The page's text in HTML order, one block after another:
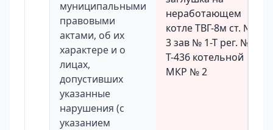
муниципальными
правовыми
актами, об их
характере и о
лицах,
допустивших
указанные
нарушения (с
указанием
неработающем
котле ТВГ-8м ст. №
3 зав № 1-Т рег. №
Т-436 котельной
МКР № 2